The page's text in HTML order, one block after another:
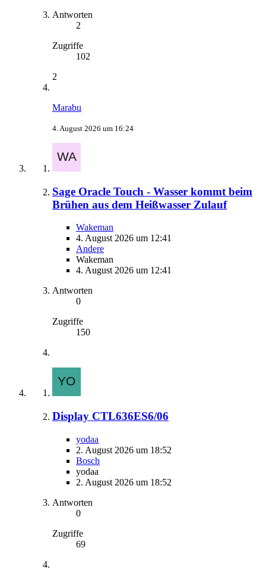
Antworten
2
Zugriffe
102
2
Marabu
4. August 2026 um 16:24
Sage Oracle Touch - Wasser kommt beim
Brühen aus dem Heißwasser Zulauf
Wakeman
4. August 2026 um 12:41
Andere
Wakeman
4. August 2026 um 12:41
Antworten
0
Zugriffe
150
Display CTL636ES6/06
yodaa
2. August 2026 um 18:52
Bosch
yodaa
2. August 2026 um 18:52
Antworten
0
Zugriffe
69